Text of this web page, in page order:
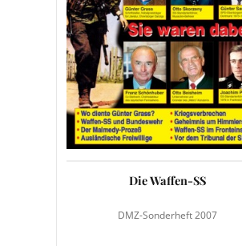
Die Waffen-SS
DMZ-Sonderheft 2007